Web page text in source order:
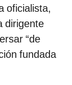
oficialista,
dirigente
“de
fundada